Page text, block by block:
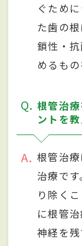
ぐため
た歯の
鎖性・
めるもの
Q
根管治
ントを教
A
根管治
治療で
り除く
に根管
神経を